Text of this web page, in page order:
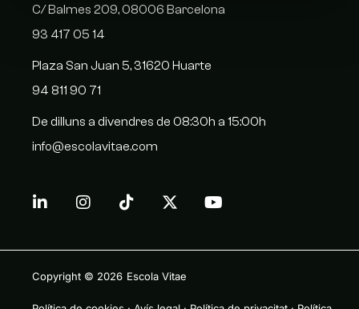
C/ Balmes 209, 08006 Barcelona
93 417 05 14
Plaza San Juan 5, 31620 Huarte
94 811 90 71
De dilluns a divendres de 08:30h a 15:00h
info@escolavitae.com
Copyright © 2026 Escola Vitae